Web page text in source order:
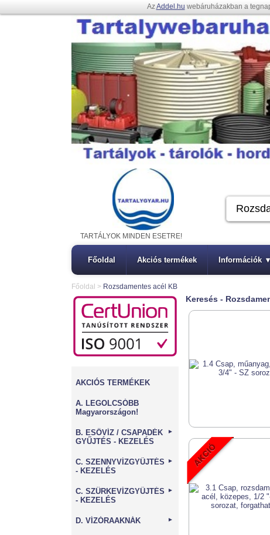
AzAddel.hu webáruházakban a
TARTÁLYOK MINDEN ESETRE!
Főoldal Akciós termékek Információk ▾
Főoldal > Rozsdamentes acél KB
AKCIÓS TERMÉKEK
A. LEGOLCSÓBB
Magyarországon!
B. ESŐVÍZ / CSAPADÉK
GYŰJTÉS - KEZELÉS
►
C. SZENNYVÍZGYŰJTÉS
- KEZELÉS
►
C. SZÜRKEVÍZGYŰJTÉS
- KEZELÉS
►
D. VÍZÓRAAKNÁK ►
Keresés -